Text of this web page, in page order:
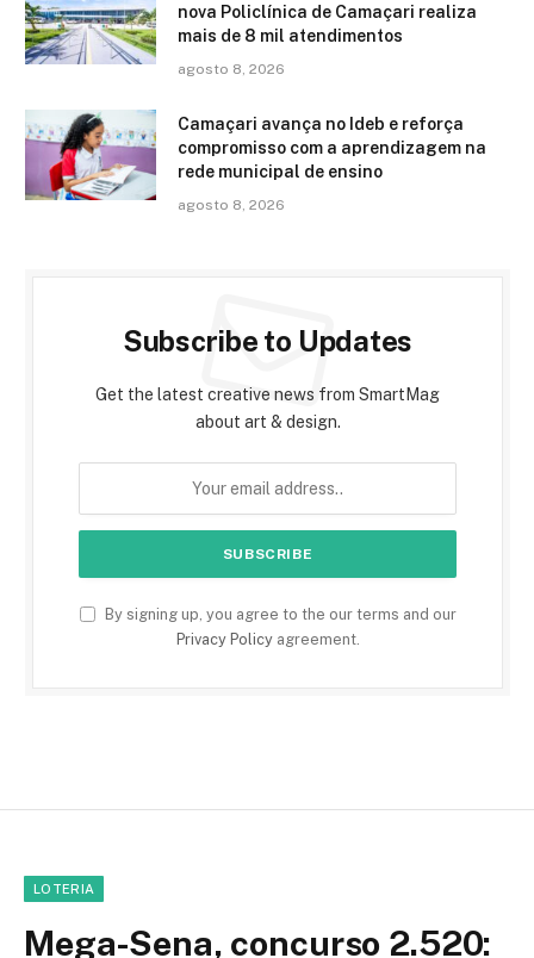
nova Policlínica de Camaçari realiza
mais de 8 mil atendimentos
agosto 8, 2026
Camaçari avança no Ideb e reforça
compromisso com a aprendizagem na
rede municipal de ensino
agosto 8, 2026
Subscribe to Updates
Get the latest creative news from SmartMag
about art & design.
By signing up, you agree to the our terms and our
Privacy Policyagreement.
LOTERIA
Mega-Sena, concurso 2.520: